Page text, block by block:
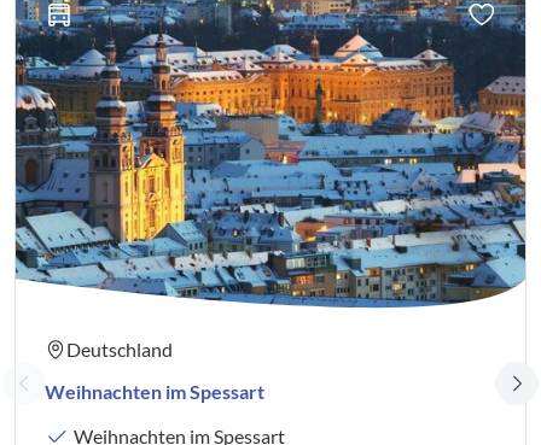
Deutschland
Weihnachten im Spessart
Weihnachten im Spessart